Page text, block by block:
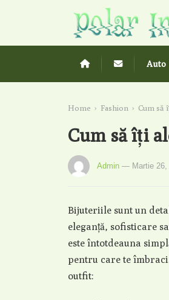
Auto
Home › Fashion › Cum să
Cum să îți
Admin — Martie 26,
Bijuteriile sunt un
eleganță, sofisticare
este întotdeauna
pentru care te
outfit: